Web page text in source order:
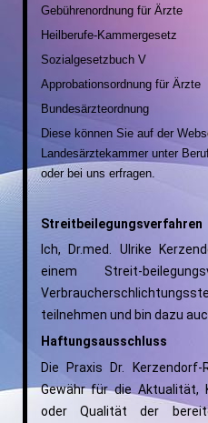
Gebührenordnung für Ärzte
Heilberufe-Kammergesetz
Sozialgesetzbuch V
Approbationsordnung für Ärzte
Bundesärzteordnung
Diese können Sie auf der
Landesärztekammer unter
oder bei uns erfragen.
Streitbeilegungsverfahren
Ich, Dr.med. Ulrike
einem Streit-
teilnehmen und bin dazu
Haftungsausschluss
Die Praxis Dr.
Gewähr für die Aktualität,
oder Qualität der